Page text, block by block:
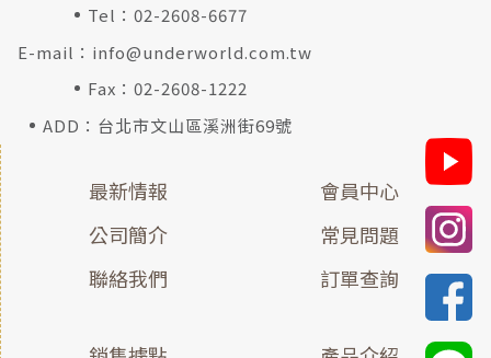
Tel：02-2608-6677
E-mail： info@underworld.com.tw
Fax：02-2608-1222
ADD：台北市文山區溪洲街69號
最新情報
公司簡介
聯絡我們
會員中心
常見問題
訂單查詢